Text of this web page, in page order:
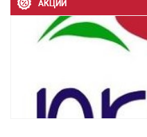
АКЦИИ